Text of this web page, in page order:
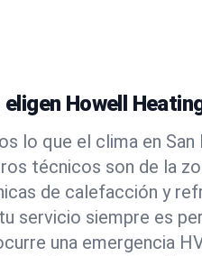
Howell
lo que el clima en San
técnicos son de la
de calefacción y
servicio siempre es
una emergencia